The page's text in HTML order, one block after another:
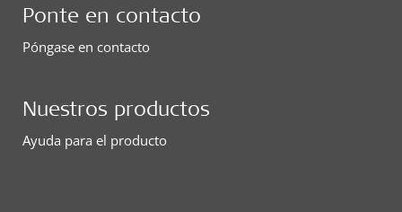
Ponte en contacto
Póngase en contacto
Nuestros productos
Ayuda para el producto